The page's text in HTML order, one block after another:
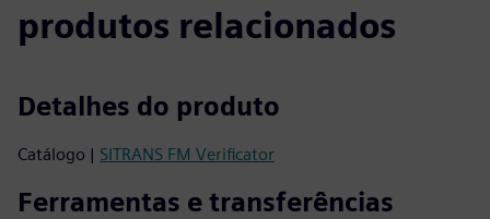
produtos relacionados
Detalhes do produto
Catálogo | SITRANS FM Verificator
Ferramentas e transferências